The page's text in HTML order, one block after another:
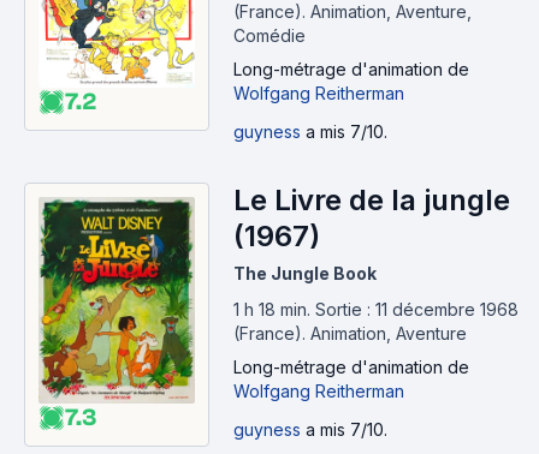
7.2
(France). Animation, Aventure,
Comédie
Long-métrage d'animation de
Wolfgang Reitherman
guyness a mis 7/10.
7.3
Le Livre de la jungle
(1967)
The Jungle Book
1 h 18 min. Sortie : 11 décembre 1968
(France). Animation, Aventure
Long-métrage d'animation de
Wolfgang Reitherman
guyness a mis 7/10.